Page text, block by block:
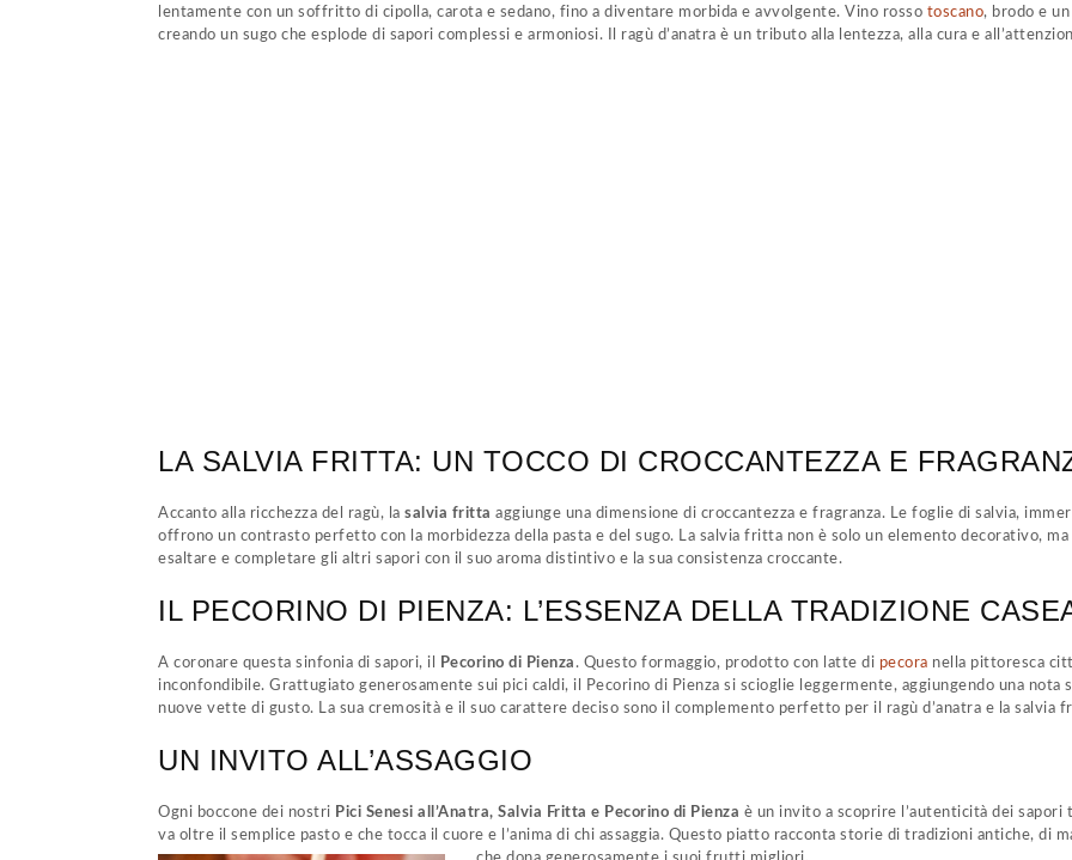
lentamente con un soffritto di cipolla, carota e sedano, fino a diventare morbida e avvolgente. Vino rosso toscano, brodo e
creando un sugo che esplode di sapori complessi e armoniosi. Il ragù d’anatra è un tributo alla lentezza, alla cura e
LA SALVIA FRITTA: UN TOCCO DI CROCCANTEZZA E
Accanto alla ricchezza del ragù, la salvia fritta aggiunge una dimensione di croccantezza e fragranza. Le foglie di salvia,
offrono un contrasto perfetto con la morbidezza della pasta e del sugo. La salvia fritta non è solo un elemento decorativo,
esaltare e completare gli altri sapori con il suo aroma distintivo e la sua consistenza croccante.
IL PECORINO DI PIENZA: L’ESSENZA DELLA TRADIZIONE
A coronare questa sinfonia di sapori, il Pecorino di Pienza . Questo formaggio, prodotto con latte di pecora nella pittoresca
inconfondibile. Grattugiato generosamente sui pici caldi, il Pecorino di Pienza si scioglie leggermente, aggiungendo una nota
nuove vette di gusto. La sua cremosità e il suo carattere deciso sono il complemento perfetto per il ragù d’anatra e la salvia
UN INVITO ALL’ASSAGGIO
Ogni boccone dei nostri Pici Senesi all’Anatra, Salvia Fritta e Pecorino di Pienza è un invito a scoprire l’autenticità dei sapori
va oltre il semplice pasto e che tocca il cuore e l’anima di chi assaggia. Questo piatto racconta storie di tradizioni antiche, di